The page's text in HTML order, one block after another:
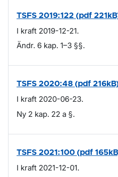
TSFS 2019:122 (pdf
I kraft 2019-12-21.
Ändr. 6 kap. 1–3 §§.
TSFS 2020:48 (pdf
I kraft 2020-06-23.
Ny 2 kap. 22 a §.
TSFS 2021:100 (pdf
I kraft 2021-12-01.